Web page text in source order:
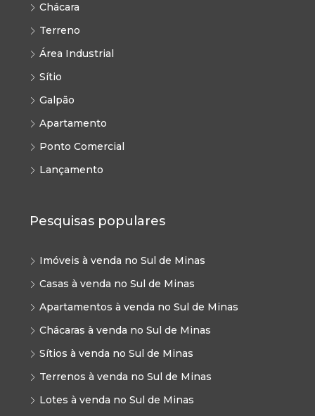
Chácara
Terreno
Área Industrial
Sítio
Galpão
Apartamento
Ponto Comercial
Lançamento
Pesquisas populares
Imóveis à venda no Sul de Minas
Casas à venda no Sul de Minas
Apartamentos à venda no Sul de Minas
Chácaras à venda no Sul de Minas
Sítios à venda no Sul de Minas
Terrenos à venda no Sul de Minas
Lotes à venda no Sul de Minas